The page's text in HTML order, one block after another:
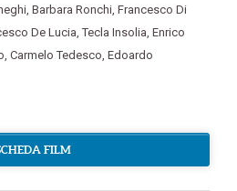
, Barbara Ronchi, Francesco Di
De Lucia,Tecla Insolia, Enrico
, Carmelo Tedesco, Edoardo
FILM